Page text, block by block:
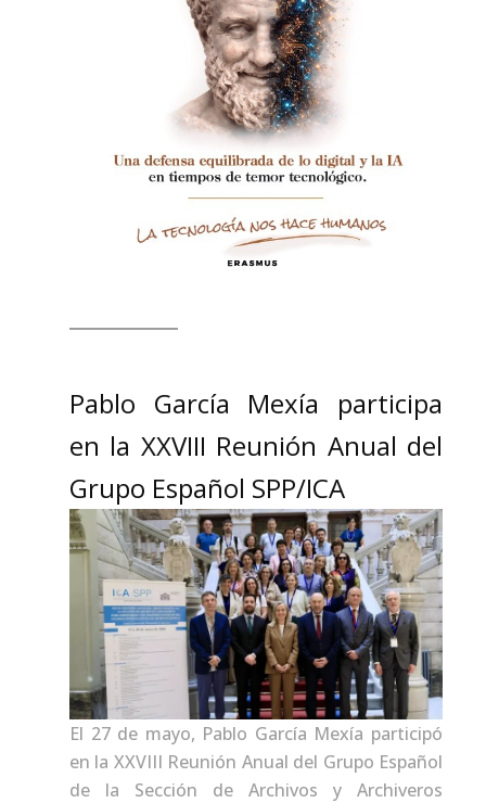
Pablo García Mexía participa
en la XXVIII Reunión Anual del
Grupo Español SPP/ICA
El 27 de mayo, Pablo García Mexía participó
en la XXVIII Reunión Anual del Grupo Español
de la Sección de Archivos y Archiveros